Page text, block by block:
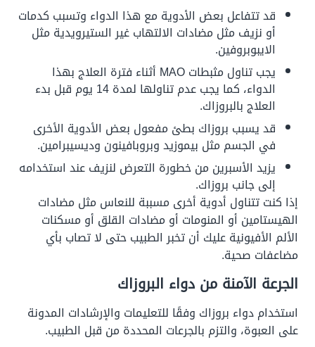
قد تتفاعل بعض الأدوية مع هذا الدواء وتسبب كدمات
أو نزيف مثل مضادات الالتهاب غير الستيرويدية مثل
الايبوبروفين.
يجب تناول مثبطات MAO أثناء فترة العلاج بهذا
الدواء، كما يجب عدم تناولها لمدة 14 يوم قبل بدء
العلاج بالبروزاك.
قد يسبب بروزاك بطئ مفعول بعض الأدوية الأخرى
في الجسم مثل بيموزيد وبروبافينون وديسيبرامين.
يزيد الأسبرين من خطورة التعرض لنزيف عند استخدامه
إلى جانب بروزاك.
إذا كنت تتناول أدوية أخرى مسببة للنعاس مثل مضادات
الهيستامين أو المنومات أو مضادات القلق أو مسكنات
الألم الأفيونية عليك أن تخبر الطبيب حتى لا تصاب بأي
مضاعفات صحية.
الجرعة الآمنة من دواء البروزاك
استخدام دواء بروزاك وفقًا للتعليمات والإرشادات المدونة
على العبوة، والتزم بالجرعات المحددة من قبل الطبيب.